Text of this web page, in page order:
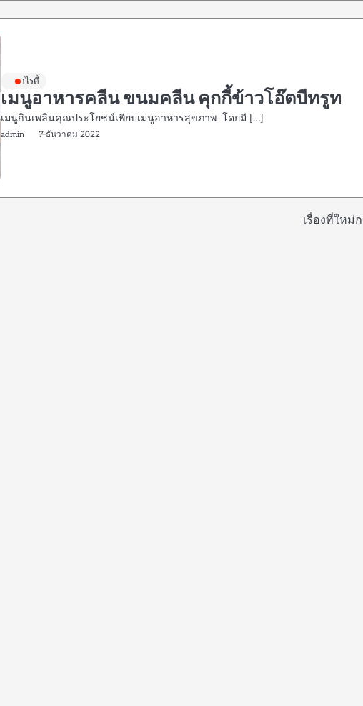
วาไรตี้
เมนูอาหารคลีน ขนมคลีน คุกกี้ข้าวโอ๊ตบีทรูท
เมนูกินเพลินคุณประโยชน์เพียบเมนูอาหารสุขภาพ โดยมี […]
admin 7 ธันวาคม 2022
เรื่องที่ใหม่